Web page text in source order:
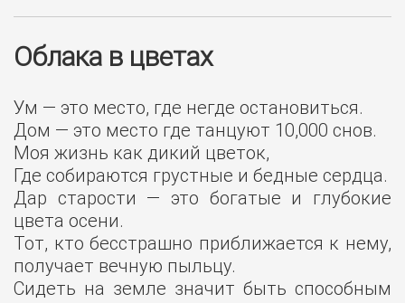
Облака в цветах
Ум — это место, где негде остановиться.
Дом — это место где танцуют 10,000 снов.
Моя жизнь как дикий цветок,
Где собираются грустные и бедные сердца.
Дар старости — это богатые и глубокие
цвета осени.
Тот, кто бесстрашно приближается к нему,
получает вечную пыльцу.
Сидеть на земле значит быть способным